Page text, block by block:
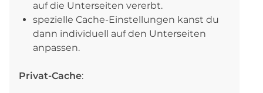
auf die Unterseiten vererbt.
spezielle Cache-Einstellungen kanst du
dann individuell auf den Unterseiten
anpassen.
Privat-Cache: